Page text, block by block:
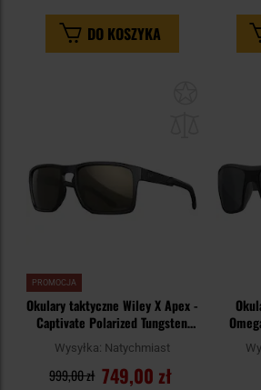
DO KOSZYKA
PROMOCJA
Okulary taktyczne Wiley X Apex -
Captivate Polarized Tungsten
Mirror/Matte Black
Wysyłka: Natychmiast
749,00 zł
999,00 zł